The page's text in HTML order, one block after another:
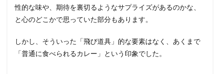
性的な味や、期待を裏切るようなサプライズがあるのかな、
と心のどこかで思っていた部分もあります。
しかし、そういった「飛び道具」的な要素はなく、あくまで
「普通に食べられるカレー」という印象でした。